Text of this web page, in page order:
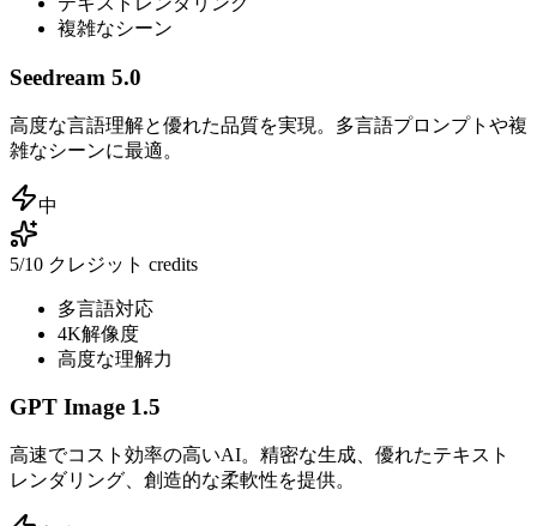
複雑なシーン
Seedream 5.0
高度な言語理解と優れた品質を実現。多言語プロンプトや複
雑なシーンに最適。
中
5/10 クレジット credits
多言語対応
4K解像度
高度な理解力
GPT Image 1.5
高速でコスト効率の高いAI。精密な生成、優れたテキスト
レンダリング、創造的な柔軟性を提供。